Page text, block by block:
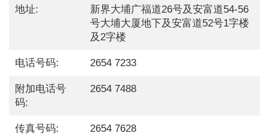
地址:
新界大埔广福道26号及安富道54-56
号大埔大厦地下及安富道52号1字楼
及2字楼
电话号码: 2654 7233
附加电话号
码:
2654 7488
传真号码: 2654 7628